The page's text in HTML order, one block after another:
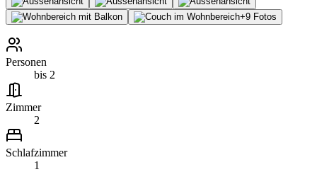
+9 Fotos
Personen
bis 2
Zimmer
2
Schlafzimmer
1